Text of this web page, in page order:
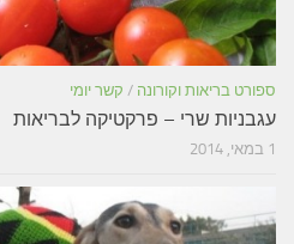
ספורט בריאות וקורונה / קשר יומי
עגבניות שרי – פרקטיקה לבריאות
1 במאי, 2014